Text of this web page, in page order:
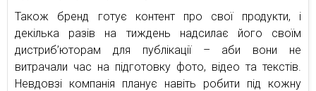
Також бренд готує контент про свої продукти, і
декілька разів на тиждень надсилає його своїм
дистриб’юторам для публікації – аби вони не
витрачали час на підготовку фото, відео та текстів.
Невдовзі компанія планує навіть робити під кожну